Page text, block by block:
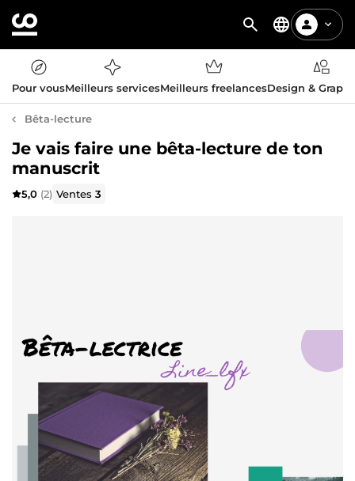
Pour vousMeilleurs servicesMeilleurs freelancesDesign &
Bêta-lecture
Je vais faire une bêta-lecture de ton
manuscrit
5,0 (2) Ventes3